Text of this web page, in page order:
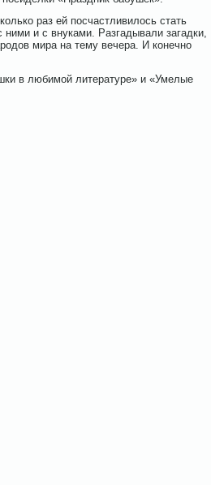
раз ей посчастливилось стать
и с внуками. Разгадывали загадки,
мира на тему вечера. И конечно
в любимой литературе» и «Умелые